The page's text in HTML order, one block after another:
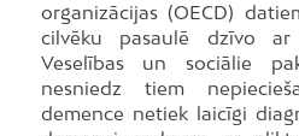
organizācijas (OECD)
cilvēku pasaulē dzīvo ar
Veselības un sociālie
nesniedz tiem
demence netiek laicīgi